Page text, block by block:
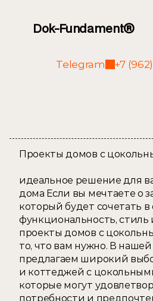
Проекты домов с
идеальное решение для
дома Если вы мечтаете о
который будет сочетать в
функциональность, стиль
проекты домов с
то, что вам нужно. В
предлагаем широкий
и коттеджей с
которые могут
потребности и
Dok-Fundament®
Telegram +7